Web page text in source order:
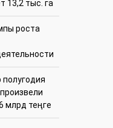
13,2 тыс. га
роста
полугодия
млрд теңге